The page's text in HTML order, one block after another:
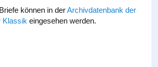
können in derArchivdatenbank der
Klassikeingesehen werden.